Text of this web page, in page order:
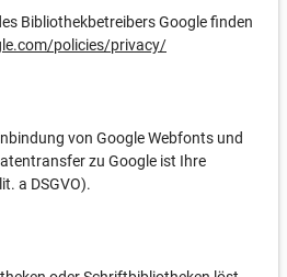
Bibliothekbetreibers Google finden
policies/privacy/
von Google Webfonts und
zu Google ist Ihre
a DSGVO).